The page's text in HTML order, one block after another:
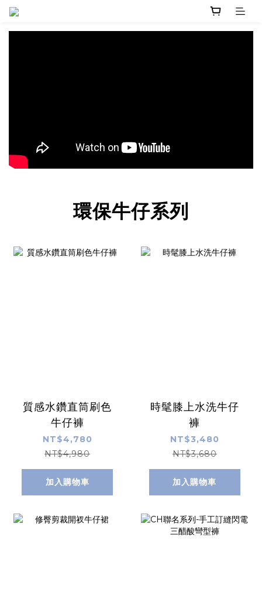
環保牛仔系列
質感水鑽直筒刷色
牛仔褲
NT$4,780
NT$4,980
加入購物車
時髦膝上水洗牛仔
褲
NT$3,480
NT$3,680
加入購物車